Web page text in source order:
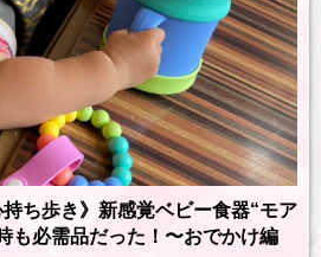
持ち歩き》新感覚ベビー食器“モア
も必需品だった！〜おでかけ編